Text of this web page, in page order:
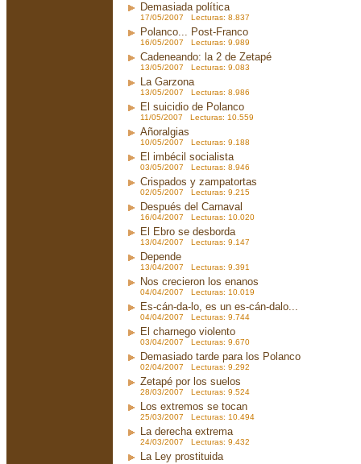
Demasiada política
17/05/2007 Lecturas: 8.837
Polanco... Post-Franco
16/05/2007 Lecturas: 9.989
Cadeneando: la 2 de Zetapé
13/05/2007 Lecturas: 9.083
La Garzona
13/05/2007 Lecturas: 8.986
El suicidio de Polanco
11/05/2007 Lecturas: 10.559
Añoralgias
10/05/2007 Lecturas: 9.188
El imbécil socialista
03/05/2007 Lecturas: 8.946
Crispados y zampatortas
02/05/2007 Lecturas: 9.215
Después del Carnaval
16/04/2007 Lecturas: 10.020
El Ebro se desborda
13/04/2007 Lecturas: 9.147
Depende
13/04/2007 Lecturas: 9.391
Nos crecieron los enanos
04/04/2007 Lecturas: 10.019
Es-cán-da-lo, es un es-cán-dalo...
04/04/2007 Lecturas: 9.744
El charnego violento
03/04/2007 Lecturas: 9.670
Demasiado tarde para los Polanco
02/04/2007 Lecturas: 9.292
Zetapé por los suelos
28/03/2007 Lecturas: 9.524
Los extremos se tocan
25/03/2007 Lecturas: 10.494
La derecha extrema
24/03/2007 Lecturas: 9.432
La Ley prostituida